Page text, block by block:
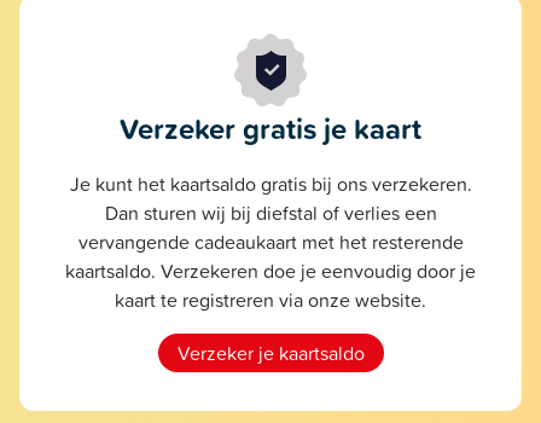
Verzeker gratis je kaart
Je kunt het kaartsaldo gratis bij ons verzekeren.
Dan sturen wij bij diefstal of verlies een
vervangende cadeaukaart met het resterende
kaartsaldo. Verzekeren doe je eenvoudig door je
kaart te registreren via onze website.
Verzeker je kaartsaldo